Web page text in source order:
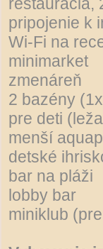
pripojenie k
Wi-Fi na
minimarket
zmenáreň
2 bazény
pre deti
menší
detské
bar na pláži
lobby bar
miniklub